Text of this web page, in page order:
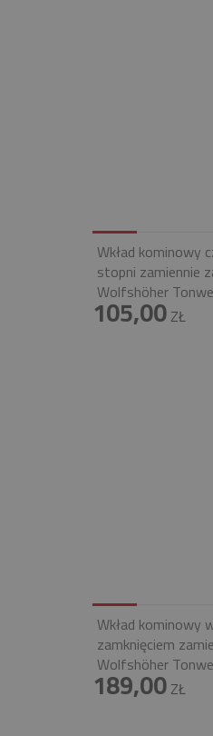
Wkład kominowy
stopni zamiennie
Wolfshöher
105,00ZŁ
Wkład kominowy
zamknięciem
Wolfshöher
189,00ZŁ